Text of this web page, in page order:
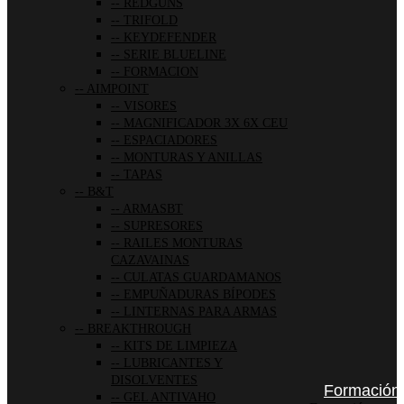
REDGUNS
TRIFOLD
KEYDEFENDER
SERIE BLUELINE
FORMACION
AIMPOINT
VISORES
MAGNIFICADOR 3X 6X CEU
ESPACIADORES
MONTURAS Y ANILLAS
TAPAS
B&T
ARMASBT
SUPRESORES
RAILES MONTURAS
CAZAVAINAS
CULATAS GUARDAMANOS
EMPUÑADURAS BÍPODES
LINTERNAS PARA ARMAS
BREAKTHROUGH
KITS DE LIMPIEZA
LUBRICANTES Y
DISOLVENTES
GEL ANTIVAHO
Formación